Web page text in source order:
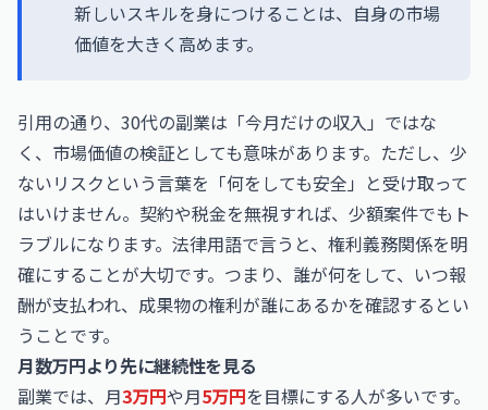
新しいスキルを身につけることは、自身の市場
価値を大きく高めます。
引用の通り、30代の副業は「今月だけの収入」ではな
く、市場価値の検証としても意味があります。ただし、少
ないリスクという言葉を「何をしても安全」と受け取って
はいけません。契約や税金を無視すれば、少額案件でもト
ラブルになります。法律用語で言うと、権利義務関係を明
確にすることが大切です。つまり、誰が何をして、いつ報
酬が支払われ、成果物の権利が誰にあるかを確認するとい
うことです。
月数万円より先に継続性を見る
副業では、月3万円や月5万円を目標にする人が多いです。